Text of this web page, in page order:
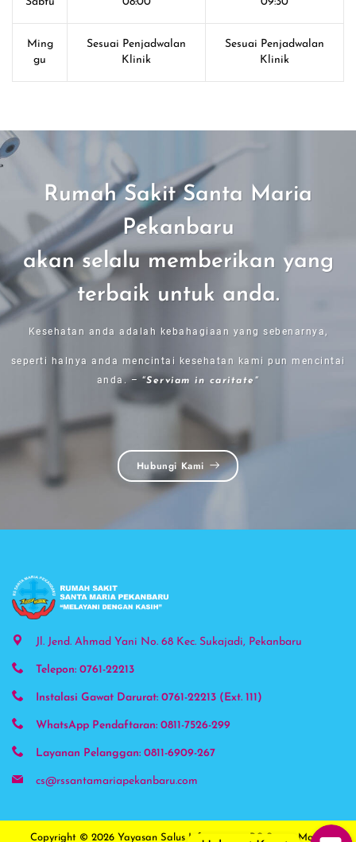
Ming
gu
Sesuai Penjadwalan
Klinik
Sesuai Penjadwalan
Klinik
Rumah Sakit Santa Maria
Pekanbaru
akan selalu memberikan yang
terbaik untuk anda.
Kesehatan anda adalah kebahagiaan yang sebenarnya,
seperti halnya anda mencintai kesehatan kami pun mencintai
anda. – “Serviam in caritate “
Hubungi Kami
Jl. Jend. Ahmad Yani No. 68 Kec. Sukajadi, Pekanbaru
Telepon: 0761-22213
Instalasi Gawat Darurat: 0761-22213 (Ext. 111)
WhatsApp Pendaftaran: 0811-7526-299
Layanan Pelanggan: 0811-6909-267
cs@rssantamariapekanbaru.com
Copyright © 2026 Yayasan Salus Infirmorum - RS Santa Maria